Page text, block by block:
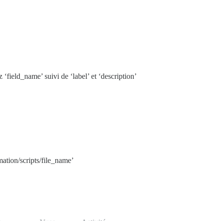
suivi de ‘label’ et ‘description’
scripts/file_name’